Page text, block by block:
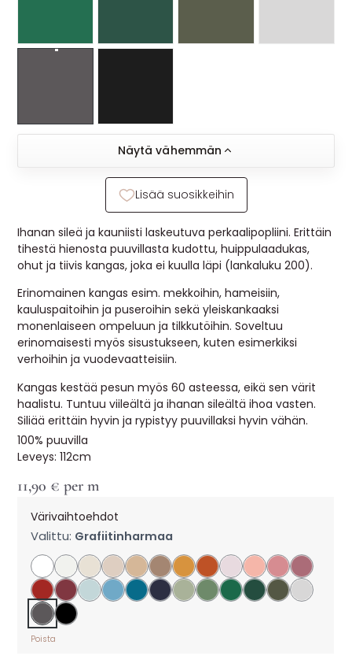
Ihanan sileä ja kauniisti laskeutuva perkaalipopliini. Erittäin
tihestä hienosta puuvillasta kudottu, huippulaadukas,
ohut ja tiivis kangas, joka ei kuulla läpi (lankaluku 200).
Erinomainen kangas esim. mekkoihin, hameisiin,
kauluspaitoihin ja puseroihin sekä yleiskankaaksi
monenlaiseen ompeluun ja tilkkutöihin. Soveltuu
erinomaisesti myös sisustukseen, kuten esimerkiksi
verhoihin ja vuodevaatteisiin.
Kangas kestää pesun myös 60 asteessa, eikä sen värit
haalistu. Tuntuu viileältä ja ihanan sileältä ihoa vasten.
Siliää erittäin hyvin ja rypistyy puuvillaksi hyvin vähän.
100% puuvilla
Leveys: 112cm
11,90 € per m
Värivaihtoehdot
Valittu: Grafiitinharmaa
Poista
Näytä vähemmän
Lisää suosikkeihin